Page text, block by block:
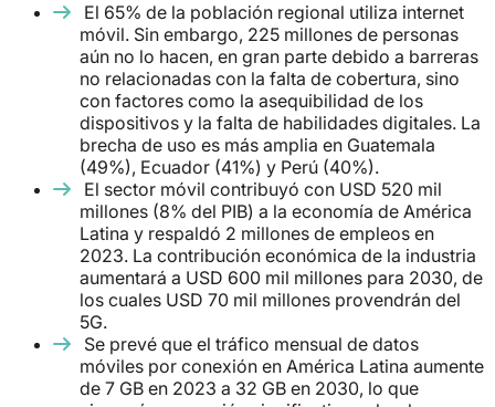
El 65% de la población regional utiliza internet
móvil. Sin embargo, 225 millones de personas
aún no lo hacen, en gran parte debido a barreras
no relacionadas con la falta de cobertura, sino
con factores como la asequibilidad de los
dispositivos y la falta de habilidades digitales. La
brecha de uso es más amplia en Guatemala
(49%), Ecuador (41%) y Perú (40%).
El sector móvil contribuyó con USD 520 mil
millones (8% del PIB) a la economía de América
Latina y respaldó 2 millones de empleos en
2023. La contribución económica de la industria
aumentará a USD 600 mil millones para 2030, de
los cuales USD 70 mil millones provendrán del
5G.
Se prevé que el tráfico mensual de datos
móviles por conexión en América Latina aumente
de 7 GB en 2023 a 32 GB en 2030, lo que